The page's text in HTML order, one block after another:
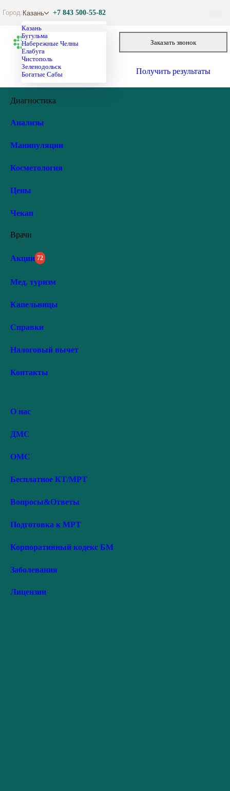
Город:Казань +7 843 500-55-82
Онлайн запись Получить результаты
Заказать звонок